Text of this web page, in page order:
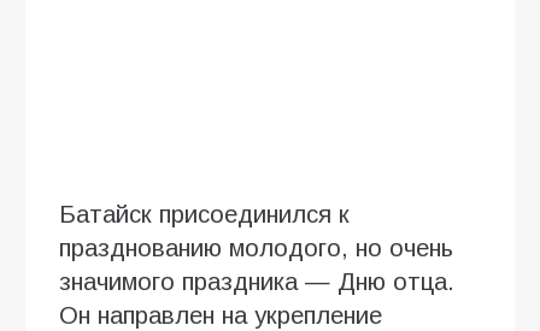
Батайск присоединился к
празднованию молодого, но очень
значимого праздника — Дню отца.
Он направлен на укрепление